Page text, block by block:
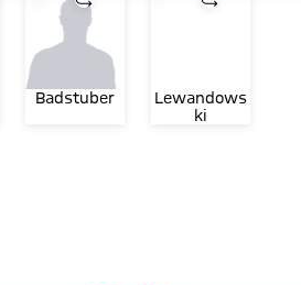
Badstuber
Lewandows
ki